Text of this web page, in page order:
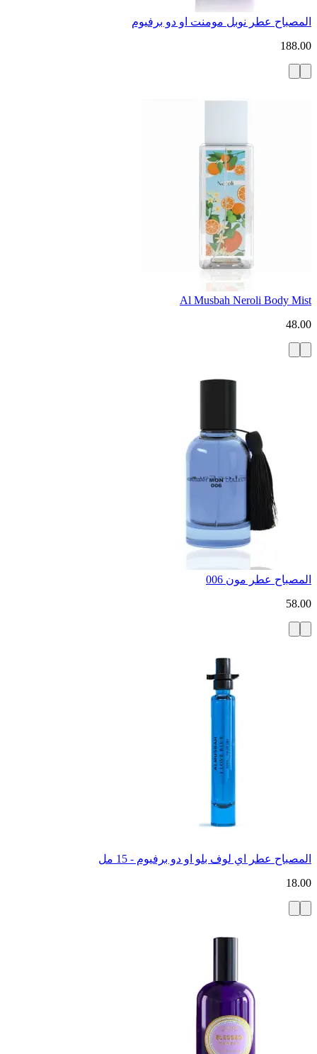
المصباح عطر نوبل مومنت او دو برفيوم
188.00
Al Musbah Neroli Body Mist
48.00
المصباح عطر مون 006
58.00
المصباح عطر اي لوف بلو او دو برفيوم - 15 مل
18.00